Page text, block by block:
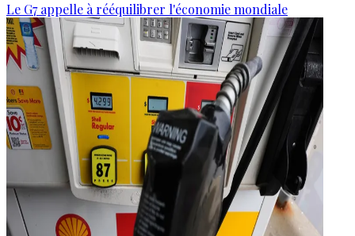
Le G7 appelle à rééquilibrer l'économie mondiale